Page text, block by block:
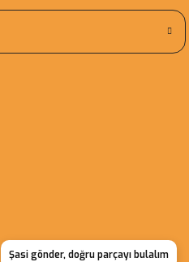
Şasi gönder, doğru parçayı bulalım